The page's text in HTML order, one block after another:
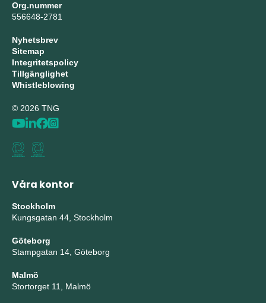
Org.nummer
556648-2781
Nyhetsbrev
Sitemap
Integritetspolicy
Tillgänglighet
Whistleblowing
© 2026 TNG
Våra kontor
Stockholm
Kungsgatan 44, Stockholm
Göteborg
Stampgatan 14, Göteborg
Malmö
Stortorget 11, Malmö